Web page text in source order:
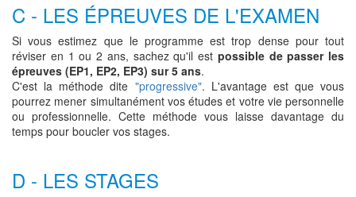
C - LES ÉPREUVES DE L'EXAMEN
Si vous estimez que le programme est trop dense pour tout
réviser en 1 ou 2 ans, sachez qu'il est possible de passer les
épreuves (EP1, EP2, EP3) sur 5 ans.
C'est la méthode dite "progressive". L'avantage est que vous
pourrez mener simultanément vos études et votre vie personnelle
ou professionnelle. Cette méthode vous laisse davantage du
temps pour boucler vos stages.
D - LES STAGES